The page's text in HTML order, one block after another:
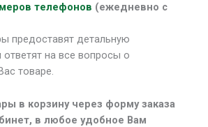
телефонов (ежедневно с
предоставят детальную
на все вопросы о
товаре.
в корзину через форму заказа
в любое удобное Вам